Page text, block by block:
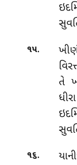
૧૫.
તે
૧૬.